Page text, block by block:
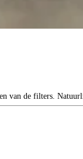
van de filters.